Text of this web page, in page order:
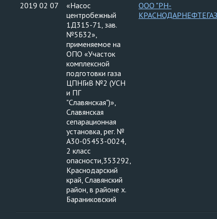
2019 02 07
«Насос
центробежный
1Д315-71, зав.
№5Б32»,
применяемое на
ОПО «Участок
комплексной
подготовки газа
ЦПНГиВ №2 (УСН
и ПГ
"Славянская")»,
Славянская
сепарационная
установка, рег. №
А30-05453-0024,
2 класс
опасности,353292,
Краснодарский
край, Славянский
район, в районе х.
Бараниковский
ООО "РН-